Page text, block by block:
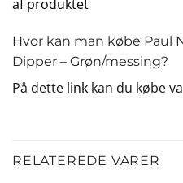
af produktet
Hvor kan man købe Paul
Dipper – Grøn/messing?
På dette link kan du købe
RELATEREDE VARER